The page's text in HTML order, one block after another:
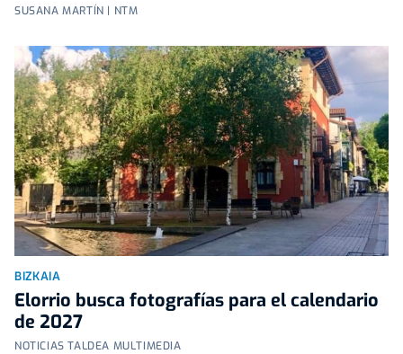
SUSANA MARTÍN | NTM
BIZKAIA
Elorrio busca fotografías para el calendario
de 2027
NOTICIAS TALDEA MULTIMEDIA